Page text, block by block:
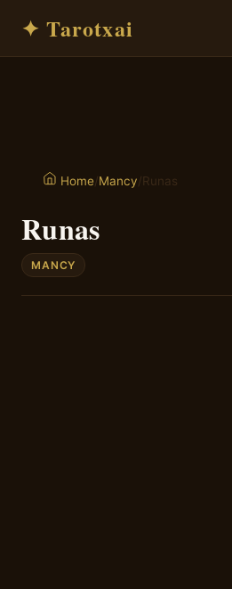
✦ Tarotxai
Home/Mancy/Runas
Runas
MANCY